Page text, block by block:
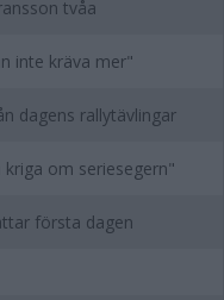
tvåa
inte kräva mer"
dagens rallytävlingar
om seriesegern"
första dagen